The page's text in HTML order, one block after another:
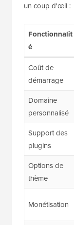
un coup d'œil :
Fonctionnalit
é
Coût de
démarrage
Domaine
personnalisé
Support des
plugins
Options de
thème
Monétisation